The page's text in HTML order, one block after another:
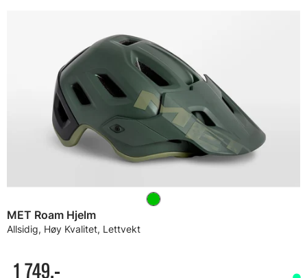
MET Roam Hjelm
Allsidig, Høy Kvalitet, Lettvekt
1 749,-